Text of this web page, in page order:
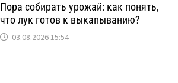
Пора собирать урожай: как понять,
что лук готов к выкапыванию?
03.08.2026 15:54